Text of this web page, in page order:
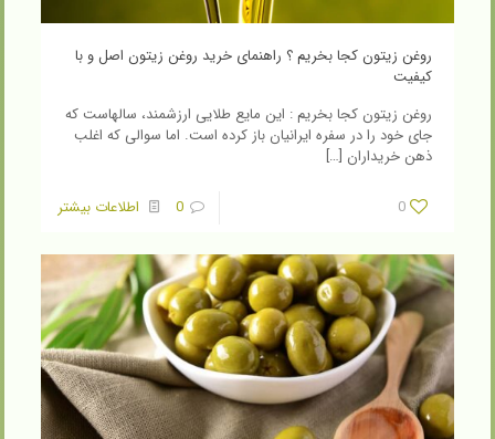
روغن زیتون کجا بخریم ؟ راهنمای خرید روغن زیتون اصل و با
کیفیت
روغن زیتون کجا بخریم : این مایع طلایی ارزشمند، سالهاست که
جای خود را در سفره ایرانیان باز کرده است. اما سوالی که اغلب
ذهن خریداران […]
0
0 اطلاعات بیشتر